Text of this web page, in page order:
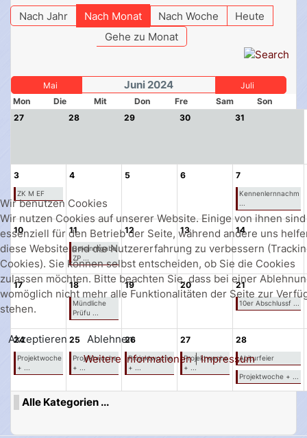
Nach Jahr Nach Monat Nach Woche
Heute
Gehe zu Monat
Mai Juni 2024
Juli
Mon
Die Mit Don Fre Sam
Son
27
28 29 30 31
3
ZK M EF
4 5 6 7
Kennenlernnachm
10 11
Bekanntgabe
ZP ...
12 13 14
17 18
Mündliche
Prüfu ...
19 20 21
10er Abschlussf ...
24
Projektwoche
+ ...
25
Projektwoche
+ ...
26
Projektwoche
+ ...
27
Projektwoche
+ ...
28
Abiturfeier
Projektwoche + ...
Alle Kategorien ...
Wir benutzen Cookies
Wir nutzen Cookies auf unserer Website. Einige von ihnen sind
essenziell für den Betrieb der Seite, während andere uns
diese Website und die Nutzererfahrung zu verbessern
Cookies). Sie können selbst entscheiden, ob Sie die Cookies
zulassen möchten. Bitte beachten Sie, dass bei einer
womöglich nicht mehr alle Funktionalitäten der Seite zur
stehen.
Akzeptieren
Ablehnen
Weitere Informationen|Impressum